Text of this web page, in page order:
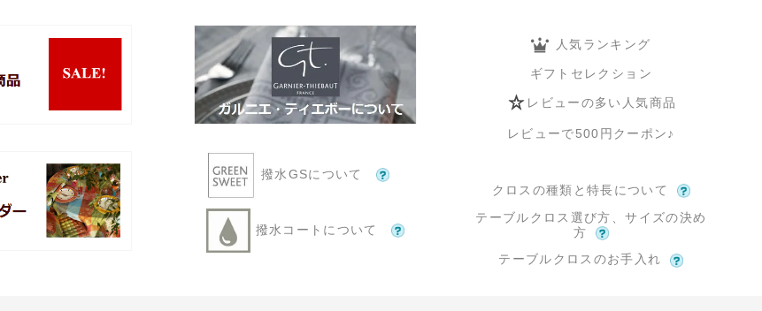
撥水GSについて
撥水コートについて
人気ランキング
ギフトセレクション
レビューの多い人気商品
レビューで500円クーポン♪
クロスの種類と特長について
テーブルクロス選び方、サイズの決め
方
テーブルクロスのお手入れ